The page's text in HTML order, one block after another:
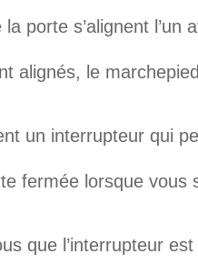
la porte s’alignent
alignés, le
un interrupteur qui
fermée lorsque vous
que l’interrupteur